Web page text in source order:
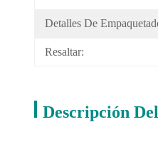
Detalles De
Resaltar:
Descripción